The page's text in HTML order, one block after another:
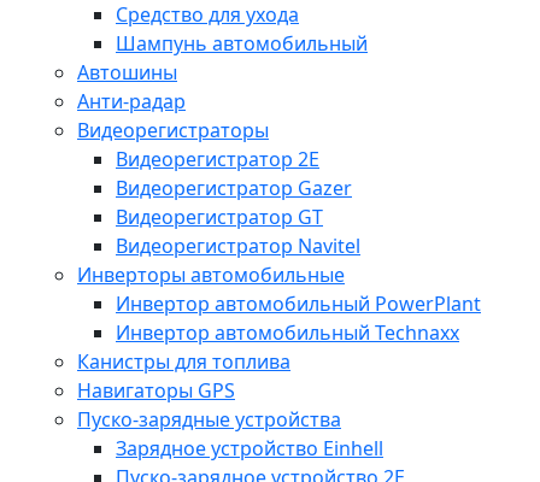
Средство для ухода
Шампунь автомобильный
Автошины
Анти-радар
Видеорегистраторы
Видеорегистратор 2E
Видеорегистратор Gazer
Видеорегистратор GT
Видеорегистратор Navitel
Инверторы автомобильные
Инвертор автомобильный PowerPlant
Инвертор автомобильный Technaxx
Канистры для топлива
Навигаторы GPS
Пуско-зарядные устройства
Зарядное устройство Einhell